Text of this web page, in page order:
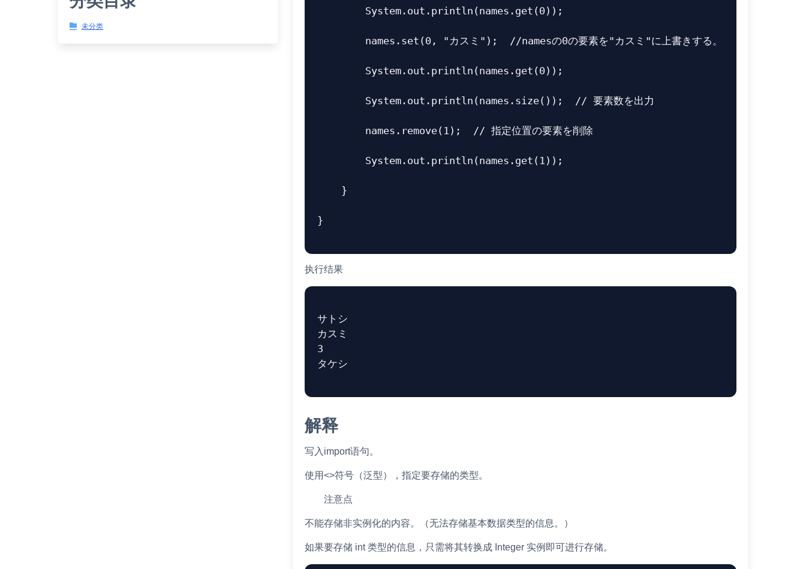
未分类
System . out . println (names . get (0 ));
names . set (0 , "カスミ" ); //namesの0の要素を"カスミ"に上書きする。
System . out . println (names . get (0 ));
System . out . println (names . size()); // 要素数を出力
names . remove( 1 ); // 指定位置の要素を削除
System . out . println (names . get ( 1 ));
}
}
执行结果
サトシ
カスミ
3
タケシ
解释
写入import语句。
使用<>符号（泛型），指定要存储的类型。
注意点
不能存储非实例化的内容。（无法存储基本数据类型的信息。）
如果要存储 int 类型的信息，只需将其转换成 Integer 实例即可进行存储。